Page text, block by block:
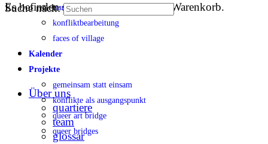
transparenz
konfliktbearbeitung
faces of village
Kalender
Projekte
gemeinsam statt einsam
konflikte als ausgangspunkt
queer art bridge
queer bridges
Es befinden sich keine Produkte im Warenkorb.
Suche nach:
Über uns
quartiere
team
glossar